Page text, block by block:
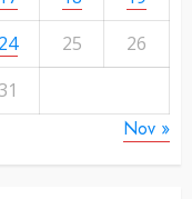
24 25
26
31
Nov »